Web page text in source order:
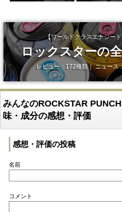
【ワールドクラスエナジー
ロックスターの
レビュー：172種類｜ ニュース
みんなのROCKSTAR
味・成分の感想・評価
感想・評価の投稿
名前
コメント